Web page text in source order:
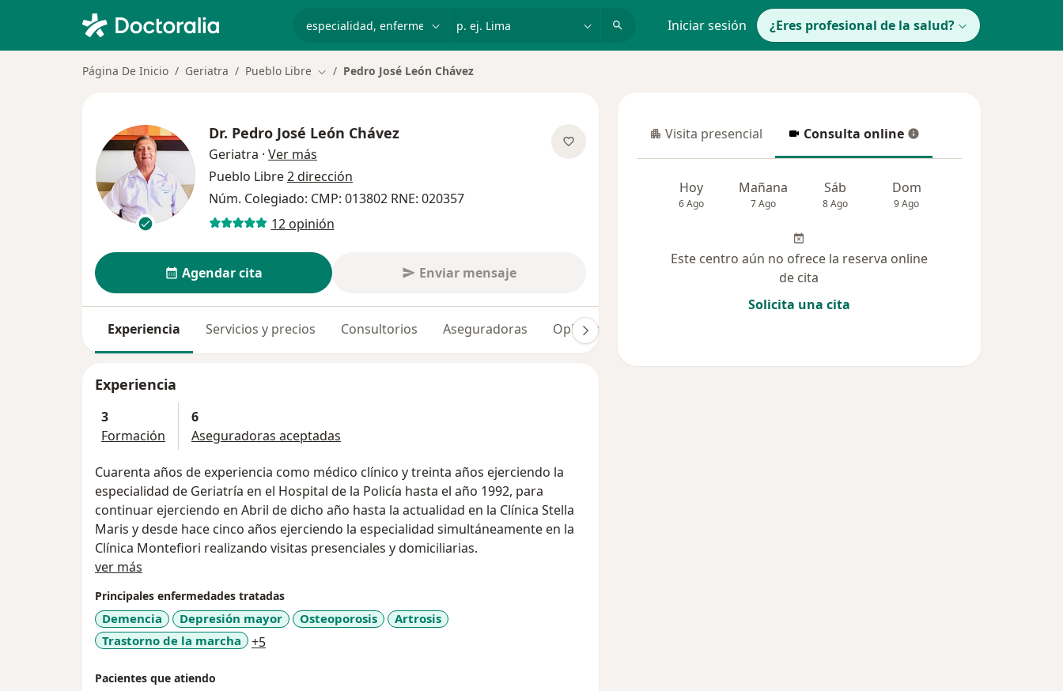
Iniciar sesión ¿Eres profesional de la salud?
Página De Inicio Geriatra Pueblo Libre Cambiar de ciudad
Pedro José León Chávez
Dr. Pedro José León Chávez
Geriatra · Ver más
Pueblo Libre2 dirección
Núm. Colegiado: CMP: 013802 RNE: 020357
12 opinión
Agendar cita Enviar mensaje
Experiencia Servicios y precios Consultorios Aseguradoras Opiniones (12)
Experiencia
3
Formación
6
Aseguradoras aceptadas
Cuarenta años de experiencia como médico clínico y treinta años ejerciendo la
especialidad de Geriatría en el Hospital de la Policía hasta el año 1992, para
continuar ejerciendo en Abril de dicho año hasta la actualidad en la Clínica Stella
Maris y desde hace cinco años ejerciendo la especialidad simultáneamente en la
Clínica Montefiori realizando visitas presenciales y domiciliarias.
ver más
Principales enfermedades tratadas
Demencia Depresión mayor Osteoporosis
Artrosis
Trastorno de la marcha
+5a11y_sr_more_diseases
Pacientes que atiendo
Visita presencial
Visita presencial Consulta online
Consulta online
Hoy
6 Ago
Mañana
7 Ago
Sáb
8 Ago
Dom
9 Ago
Este centro aún no ofrece la reserva online
de cita
Solicita una cita